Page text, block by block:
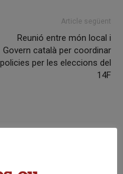
Article següent
Reunió entre món local i
Govern català per coordinar
policies per les eleccions del
14F